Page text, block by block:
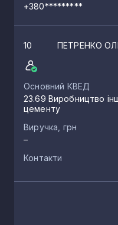
+380*********
10 ПЕТРЕНКО
Основний КВЕД
23.69 Виробництво
цементу
Виручка, грн
–
Контакти